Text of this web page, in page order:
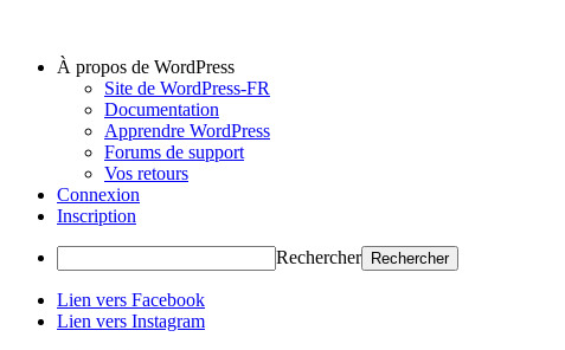
À propos de WordPress
Site de WordPress-FR
Documentation
Apprendre WordPress
Forums de support
Vos retours
Connexion
Inscription
Rechercher
Lien vers Facebook
Lien vers Instagram